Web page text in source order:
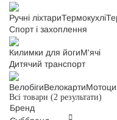
Ручні ліхтариТермокухлі
Спорт і захоплення
Килимки для йогиМ'ячі
Дитячий транспорт
ВелобігиВелокарти
Всі товари (2 результати)
Бренд